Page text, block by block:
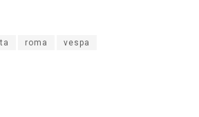
roma vespa